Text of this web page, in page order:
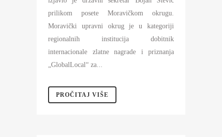
prilikom posete Moravičkom okrugu.
Moravički upravni okrug je u kategoriji
regionalnih institucija dobitnik
internacionale zlatne nagrade i priznanja
„GlobalLocal“ za...
PROČITAJ VIŠE